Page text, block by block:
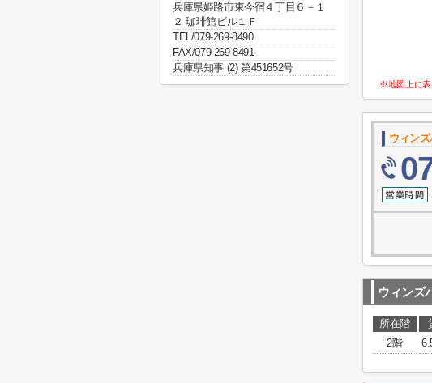
※地図上に表
ウィン
ウィンズ
所在階
2階
兵庫県姫路市東今宿４丁目６－１
２ 珈琲館ビル１Ｆ
TEL/079-269-8490
FAX/079-269-8491
兵庫県知事 (2) 第451652号